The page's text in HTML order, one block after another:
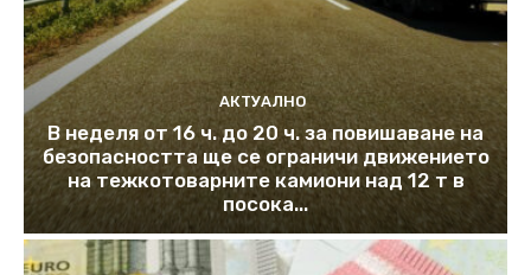
АКТУАЛНО
В неделя от 16 ч. до 20 ч. за повишаване на
безопасността ще се ограничи движението
на тежкотоварните камиони над 12 т в
посока...